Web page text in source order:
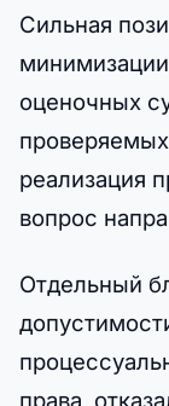
Сильная
оценочных
реализация
вопрос
Отдельный
права,